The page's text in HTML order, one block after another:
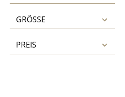
GRÖSSE
PREIS